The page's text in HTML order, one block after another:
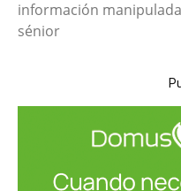
información
sénior